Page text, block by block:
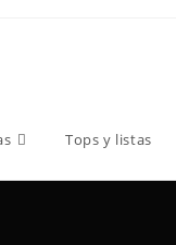
Tops y listas